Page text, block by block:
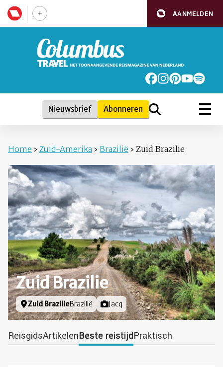
AANMELDEN
Nieuwsbrief Abonneren
Home › Zuid-Amerika › Brazilië › Zuid Brazilie
Zuid Brazilie
Locatie
Zuid BrazilieBrazilië Foto door
Jacq
ReisgidsArtikelenBeste reistijdPraktisch